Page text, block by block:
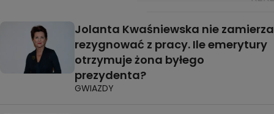
Jolanta Kwaśniewska nie zamierza
rezygnować z pracy. Ile emerytury
otrzymuje żona byłego
prezydenta?
GWIAZDY